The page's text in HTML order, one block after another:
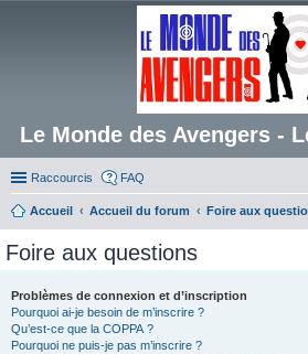
Le Monde des Avengers -
Raccourcis FAQ
Accueil Accueil du forum
Foire aux
Foire aux questions
Problèmes de connexion et d’inscription
Pourquoi ai-je besoin de m’inscrire ?
Qu’est-ce que la COPPA ?
Pourquoi ne puis-je pas m’inscrire ?